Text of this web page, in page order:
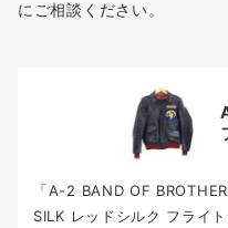
にご相談ください。
「A-2 BAND OF
SILK レッドシルク フライ